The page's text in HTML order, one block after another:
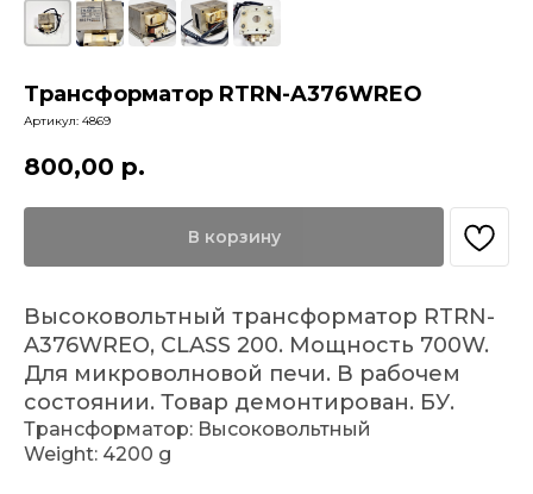
Трансформатор RTRN-A376WREO
Артикул: 4869
800,00 р.
В корзину
Высоковольтный трансформатор RTRN-
A376WREO, CLASS 200. Мощность 700W.
Для микроволновой печи. В рабочем
состоянии. Товар демонтирован. БУ.
Трансформатор: Высоковольтный
Weight: 4200 g